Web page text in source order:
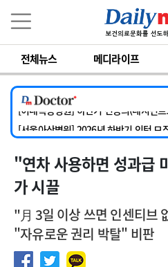
전체뉴스 메디라이프
[서울아산병원] 2026년 하반기 인턴 모
[영남대학교의료원] 마취통증의학과 임
[충남대학교병원] 소아청소년과(소아
[동부병원] 계약직(응급의학과 전문의)
[이대목동병원] 하반기 전공의(레지던트
[영남대학교의료원] 마취통증의학과 임
"연차 사용하면 성과급
가 시끌
"月 3일 이상 쓰면 인센티브
"자유로운 권리 박탈" 비판